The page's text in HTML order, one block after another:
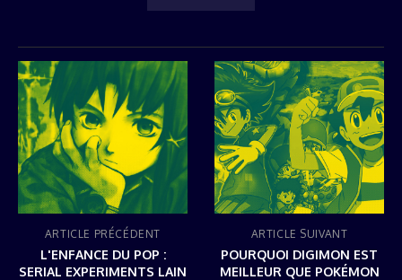
ARTICLE PRÉCÉDENT
L'ENFANCE DU POP :
SERIAL EXPERIMENTS LAIN
ARTICLE SUIVANT
POURQUOI DIGIMON EST
MEILLEUR QUE POKÉMON